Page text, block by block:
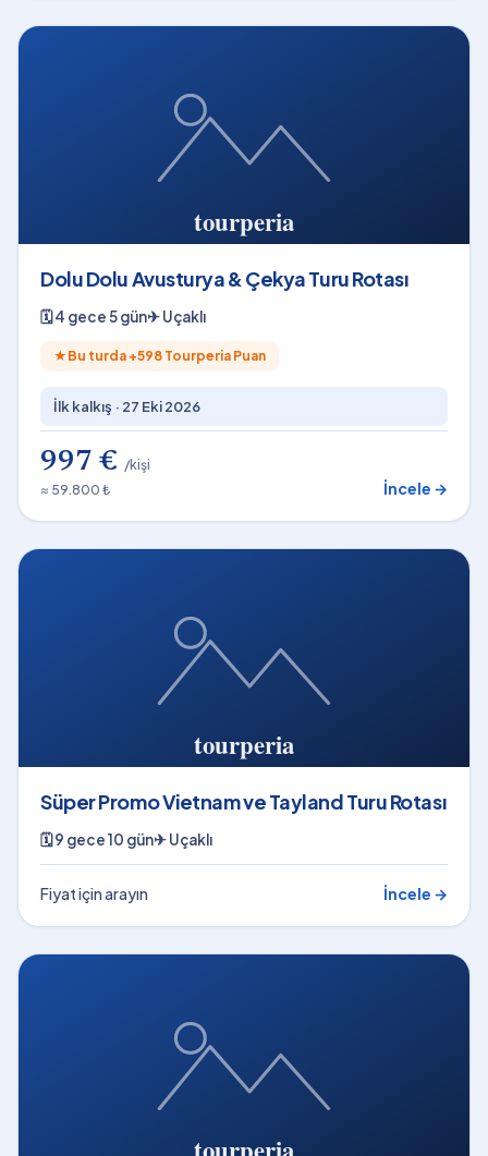
Dolu Dolu Avusturya & Çekya Turu Rotası
🗓4 gece 5 gün✈Uçaklı
★ Bu turda +598 Tourperia Puan
İlk kalkış · 27 Eki 2026
997 € /kişi
≈ 59.800 ₺
İncele →
Süper Promo Vietnam ve Tayland Turu Rotası
🗓9 gece 10 gün✈Uçaklı
Fiyat için arayın İncele →